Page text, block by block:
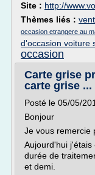
Site : http://
Thèmes liés :
occasion etrangere au
d'occasion voiture
occasion
Carte grise
carte grise ...
Posté le 05/05/
Bonjour
Je vous remercie
Aujourd'hui j'étais
durée de
et demi.